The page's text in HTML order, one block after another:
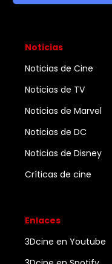
Noticias
Noticias de Cine
Noticias de TV
Noticias de Marvel
Noticias de DC
Noticias de Disney
Críticas de cine
Enlaces
3Dcine en Youtube